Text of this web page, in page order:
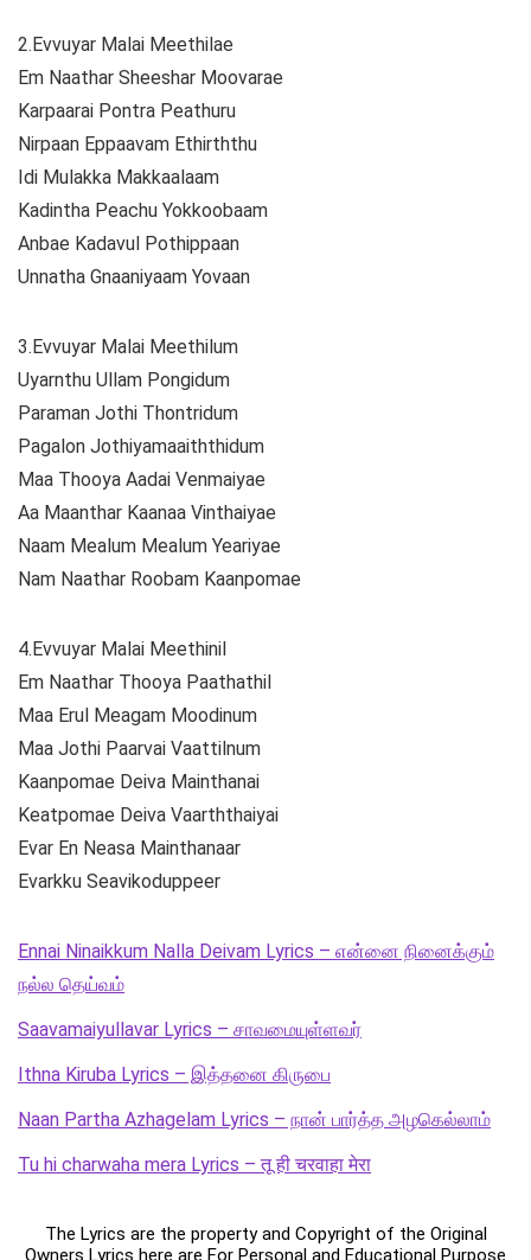
2.Evvuyar Malai Meethilae
Em Naathar Sheeshar Moovarae
Karpaarai Pontra Peathuru
Nirpaan Eppaavam Ethirththu
Idi Mulakka Makkaalaam
Kadintha Peachu Yokkoobaam
Anbae Kadavul Pothippaan
Unnatha Gnaaniyaam Yovaan
3.Evvuyar Malai Meethilum
Uyarnthu Ullam Pongidum
Paraman Jothi Thontridum
Pagalon Jothiyamaaiththidum
Maa Thooya Aadai Venmaiyae
Aa Maanthar Kaanaa Vinthaiyae
Naam Mealum Mealum Yeariyae
Nam Naathar Roobam Kaanpomae
4.Evvuyar Malai Meethinil
Em Naathar Thooya Paathathil
Maa Erul Meagam Moodinum
Maa Jothi Paarvai Vaattilnum
Kaanpomae Deiva Mainthanai
Keatpomae Deiva Vaarththaiyai
Evar En Neasa Mainthanaar
Evarkku Seavikoduppeer
Ennai Ninaikkum Nalla Deivam Lyrics – என்னை நினைக்கும்
நல்ல தெய்வம்
Saavamaiyullavar Lyrics – சாவமையுள்ளவர்
Ithna Kiruba Lyrics – இத்தனை கிருபை
Naan Partha Azhagelam Lyrics – நான் பார்த்த அழகெல்லாம்
Tu hi charwaha mera Lyrics – तू ही चरवाहा मेरा
The Lyrics are the property and Copyright of the Original
Owners Lyrics here are For Personal and Educational Purpose